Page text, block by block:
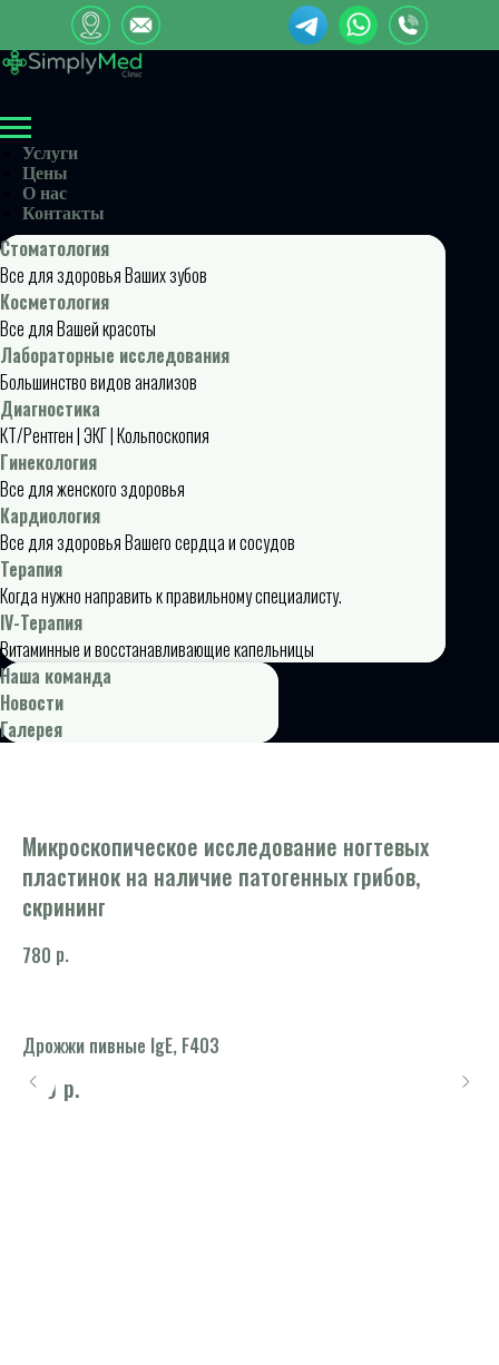
Услуги
Цены
О нас
Контакты
Стоматология
Все для здоровья Ваших зубов
Косметология
Все для Вашей красоты
Лабораторные исследования
Большинство видов анализов
Диагностика
КТ/Рентген | ЭКГ | Кольпоскопия
Гинекология
Все для женского здоровья
Кардиология
Все для здоровья Вашего сердца и сосудов
Терапия
Когда нужно направить к правильному специалисту.
IV-Терапия
Витаминные и восстанавливающие капельницы
Наша команда
Новости
Галерея
Микроскопическое исследование ногтевых
пластинок на наличие патогенных грибов,
скрининг
780 р.
Дрожжи пивные IgE, F403
830 р.